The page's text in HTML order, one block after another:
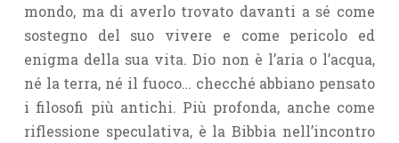
mondo, ma di averlo trovato davanti a sé come
sostegno del suo vivere e come pericolo ed
enigma della sua vita. Dio non è l’aria o l’acqua,
né la terra, né il fuoco… checché abbiano pensato
i filosofi più antichi. Più profonda, anche come
riflessione speculativa, è la Bibbia nell’incontro